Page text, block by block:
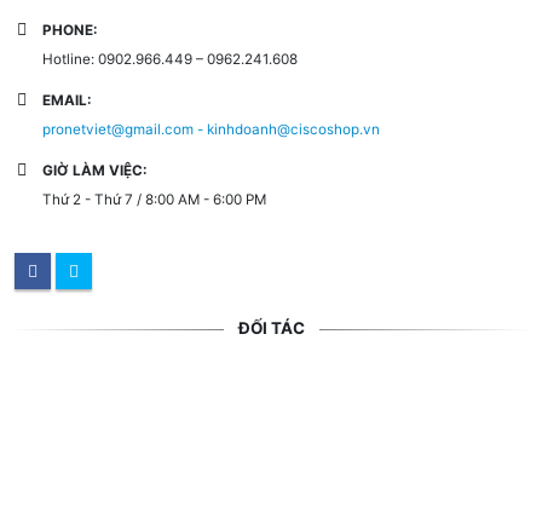
PHONE:
Hotline: 0902.966.449 – 0962.241.608
EMAIL:
pronetviet@gmail.com - kinhdoanh@ciscoshop.vn
GIỜ LÀM VIỆC:
Thứ 2 - Thứ 7 / 8:00 AM - 6:00 PM
ĐỐI TÁC